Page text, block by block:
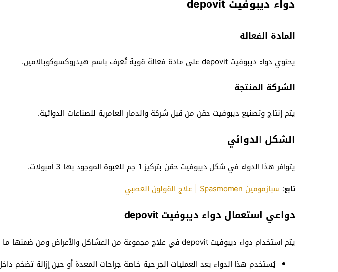
دواء ديبوفيت depovit
المادة الفعالة
يحتوي دواء ديبوفيت depovit على مادة فعالة قوية تُعرف باسم هيدروكسوكوبالامين.
الشركة المنتجة
يتم إنتاج وتصنيع ديبوفيت حقن من قبل شركة والدمار العامرية للصناعات الدوائية.
الشكل الدوائي
يتوافر هذا الدواء في شكل ديبوفيت حقن بتركيز 1 جم للعبوة الموجود بها 3 أمبولات.
تابع: سبازمومين Spasmomen | علاج القولون العصبي
دواعي استعمال دواء ديبوفيت depovit
يتم استخدام دواء ديبوفيت depovit في علاج مجموعة من المشاكل والأعراض ومن ضمنها ما يلي:
يُستخدم هذا الدواء بعد العمليات الجراحية خاصة جراحات المعدة أو حين إزالة تضخم